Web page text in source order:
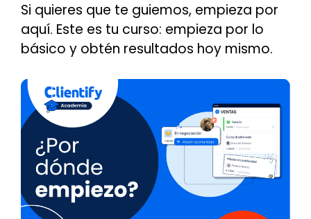
Si quieres que te guiemos, empieza por
aquí. Este es tu curso: empieza por lo
básico y obtén resultados hoy mismo.